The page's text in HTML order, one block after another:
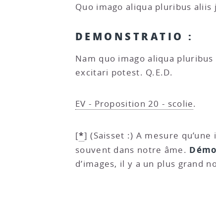
Quo imago aliqua pluribus
DEMONSTRATIO :
Nam quo imago aliqua
excitari potest. Q.E.D.
EV - Proposition 20 - scolie.
[*](Saisset :) A mesure
souvent dans notre âme.
d’images, il y a un plus grand